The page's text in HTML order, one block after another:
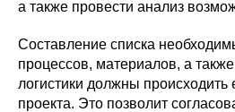
а также провести анализ
Составление списка
процессов, материалов, а
логистики должны
проекта. Это позволит